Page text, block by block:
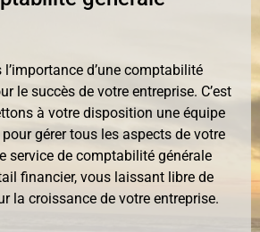
d’une comptabilité
le succès de votre entreprise. C’est
à votre disposition une équipe
pour gérer tous les aspects de votre
service de comptabilité générale
financier, vous laissant libre de
la croissance de votre entreprise.